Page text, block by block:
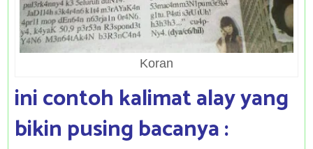
Koran
ini contoh kalimat alay yang
bikin pusing bacanya :